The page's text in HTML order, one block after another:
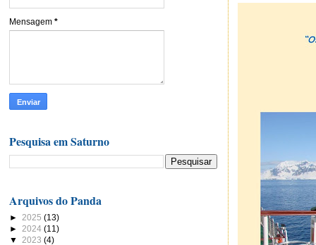
Mensagem *
Pesquisa em Saturno
Arquivos do Panda
► 2025 (13)
► 2024 (11)
▼ 2023 (4)